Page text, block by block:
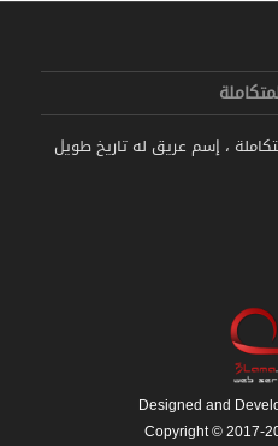
، إسم عريق له تاريخ طويل
Designed and
Copyright © 2017-